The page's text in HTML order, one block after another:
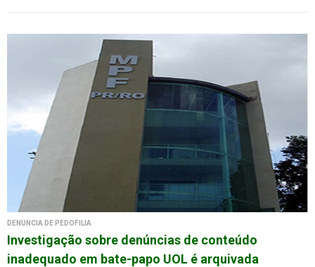
DENÚNCIA DE PEDOFILIA
Investigação sobre denúncias de conteúdo
inadequado em bate-papo UOL é arquivada